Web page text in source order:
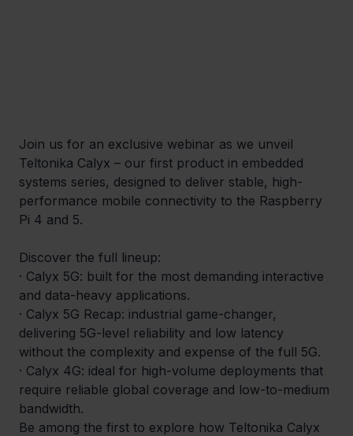
Join us for an exclusive webinar as we unveil
Teltonika Calyx – our first product in embedded
systems series, designed to deliver stable, high-
performance mobile connectivity to the Raspberry
Pi 4 and 5.
Discover the full lineup:
· Calyx 5G: built for the most demanding interactive
and data-heavy applications.
· Calyx 5G Recap: industrial game-changer,
delivering 5G-level reliability and low latency
without the complexity and expense of the full 5G.
· Calyx 4G: ideal for high-volume deployments that
require reliable global coverage and low-to-medium
bandwidth.
Be among the first to explore how Teltonika Calyx